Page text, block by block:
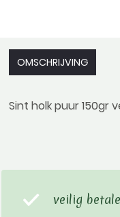
OMSCHRIJVING
Sint holk puur 150gr
veilig